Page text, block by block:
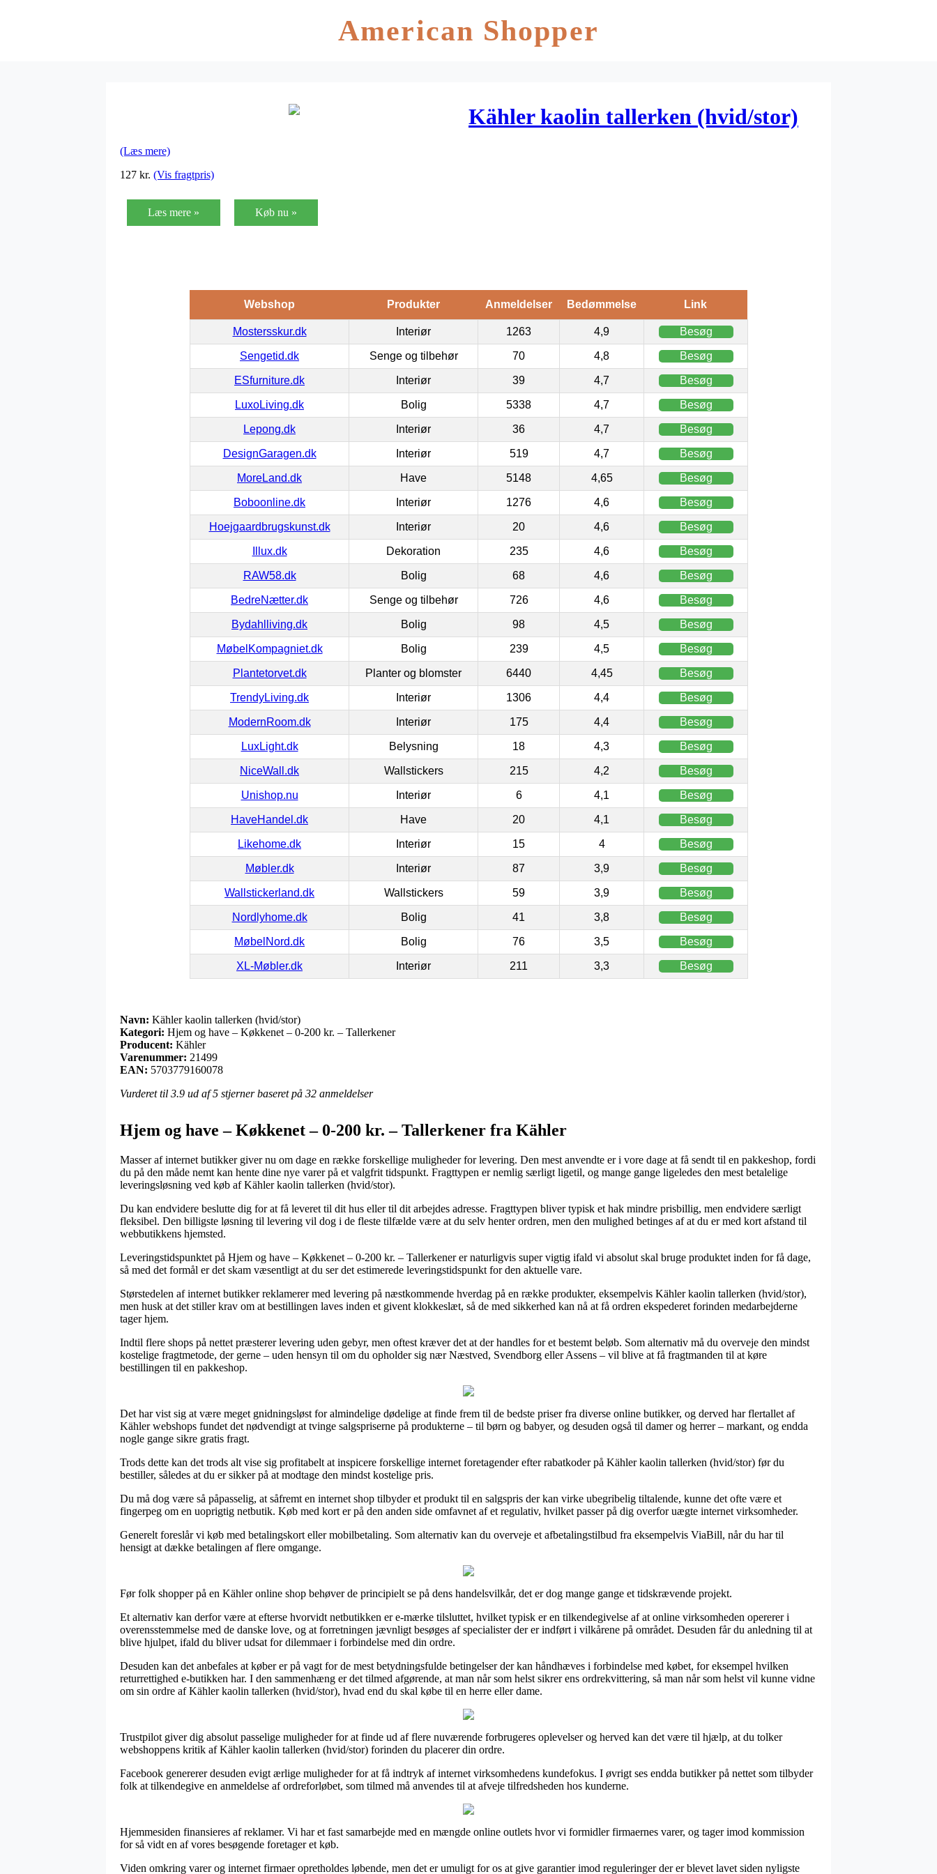
American Shopper
Kähler kaolin tallerken (hvid/stor)
(Læs mere)
127 kr. (Vis fragtpris)
Læs mere » Køb nu »
Webshop Produkter Anmeldelser Bedømmelse Link
Mostersskur.dk Interiør 1263 4,9 Besøg
Sengetid.dk Senge og tilbehør 70 4,8 Besøg
ESfurniture.dk Interiør 39 4,7 Besøg
LuxoLiving.dk Bolig 5338 4,7 Besøg
Lepong.dk Interiør 36 4,7 Besøg
DesignGaragen.dk Interiør 519 4,7 Besøg
MoreLand.dk Have 5148 4,65 Besøg
Boboonline.dk Interiør 1276 4,6 Besøg
Hoejgaardbrugskunst.dk Interiør 20 4,6 Besøg
Illux.dk Dekoration 235 4,6 Besøg
RAW58.dk Bolig 68 4,6 Besøg
BedreNætter.dk Senge og tilbehør 726 4,6 Besøg
Bydahlliving.dk Bolig 98 4,5 Besøg
MøbelKompagniet.dk Bolig 239 4,5 Besøg
Plantetorvet.dk Planter og blomster 6440 4,45 Besøg
TrendyLiving.dk Interiør 1306 4,4 Besøg
ModernRoom.dk Interiør 175 4,4 Besøg
LuxLight.dk Belysning 18 4,3 Besøg
NiceWall.dk Wallstickers 215 4,2 Besøg
Unishop.nu Interiør 6 4,1 Besøg
HaveHandel.dk Have 20 4,1 Besøg
Likehome.dk Interiør 15 4 Besøg
Møbler.dk Interiør 87 3,9 Besøg
Wallstickerland.dk Wallstickers 59 3,9 Besøg
Nordlyhome.dk Bolig 41 3,8 Besøg
MøbelNord.dk Bolig 76 3,5 Besøg
XL-Møbler.dk Interiør 211 3,3 Besøg
Navn: Kähler kaolin tallerken (hvid/stor)
Kategori: Hjem og have – Køkkenet – 0-200 kr. – Tallerkener
Producent: Kähler
Varenummer: 21499
EAN: 5703779160078
Vurderet til 3.9 ud af 5 stjerner baseret på 32 anmeldelser
Hjem og have – Køkkenet – 0-200 kr. – Tallerkener fra Kähler
Masser af internet butikker giver nu om dage en række forskellige muligheder for levering. Den mest anvendte er i vore dage at få sendt til en pakkeshop, fordi
du på den måde nemt kan hente dine nye varer på et valgfrit tidspunkt. Fragttypen er nemlig særligt ligetil, og mange gange ligeledes den mest betalelige
leveringsløsning ved køb af Kähler kaolin tallerken (hvid/stor).
Du kan endvidere beslutte dig for at få leveret til dit hus eller til dit arbejdes adresse. Fragttypen bliver typisk et hak mindre prisbillig, men endvidere særligt
fleksibel. Den billigste løsning til levering vil dog i de fleste tilfælde være at du selv henter ordren, men den mulighed betinges af at du er med kort afstand til
webbutikkens hjemsted.
Leveringstidspunktet på Hjem og have – Køkkenet – 0-200 kr. – Tallerkener er naturligvis super vigtig ifald vi absolut skal bruge produktet inden for få dage,
så med det formål er det skam væsentligt at du ser det estimerede leveringstidspunkt for den aktuelle vare.
Størstedelen af internet butikker reklamerer med levering på næstkommende hverdag på en række produkter, eksempelvis Kähler kaolin tallerken (hvid/stor),
men husk at det stiller krav om at bestillingen laves inden et givent klokkeslæt, så de med sikkerhed kan nå at få ordren ekspederet forinden medarbejderne
tager hjem.
Indtil flere shops på nettet præsterer levering uden gebyr, men oftest kræver det at der handles for et bestemt beløb. Som alternativ må du overveje den mindst
kostelige fragtmetode, der gerne – uden hensyn til om du opholder sig nær Næstved, Svendborg eller Assens – vil blive at få fragtmanden til at køre
bestillingen til en pakkeshop.
Det har vist sig at være meget gnidningsløst for almindelige dødelige at finde frem til de bedste priser fra diverse online butikker, og derved har flertallet af
Kähler webshops fundet det nødvendigt at tvinge salgspriserne på produkterne – til børn og babyer, og desuden også til damer og herrer – markant, og endda
nogle gange sikre gratis fragt.
Trods dette kan det trods alt vise sig profitabelt at inspicere forskellige internet foretagender efter rabatkoder på Kähler kaolin tallerken (hvid/stor) før du
bestiller, således at du er sikker på at modtage den mindst kostelige pris.
Du må dog være så påpasselig, at såfremt en internet shop tilbyder et produkt til en salgspris der kan virke ubegribelig tiltalende, kunne det ofte være et
fingerpeg om en uoprigtig netbutik. Køb med kort er på den anden side omfavnet af et regulativ, hvilket passer på dig overfor uægte internet virksomheder.
Generelt foreslår vi køb med betalingskort eller mobilbetaling. Som alternativ kan du overveje et afbetalingstilbud fra eksempelvis ViaBill, når du har til
hensigt at dække betalingen af flere omgange.
Før folk shopper på en Kähler online shop behøver de principielt se på dens handelsvilkår, det er dog mange gange et tidskrævende projekt.
Et alternativ kan derfor være at efterse hvorvidt netbutikken er e-mærke tilsluttet, hvilket typisk er en tilkendegivelse af at online virksomheden opererer i
overensstemmelse med de danske love, og at forretningen jævnligt besøges af specialister der er indført i vilkårene på området. Desuden får du anledning til at
blive hjulpet, ifald du bliver udsat for dilemmaer i forbindelse med din ordre.
Desuden kan det anbefales at køber er på vagt for de mest betydningsfulde betingelser der kan håndhæves i forbindelse med købet, for eksempel hvilken
returrettighed e-butikken har. I den sammenhæng er det tilmed afgørende, at man når som helst sikrer ens ordrekvittering, så man når som helst vil kunne vidne
om sin ordre af Kähler kaolin tallerken (hvid/stor), hvad end du skal købe til en herre eller dame.
Trustpilot giver dig absolut passelige muligheder for at finde ud af flere nuværende forbrugeres oplevelser og herved kan det være til hjælp, at du tolker
webshoppens kritik af Kähler kaolin tallerken (hvid/stor) forinden du placerer din ordre.
Facebook genererer desuden evigt ærlige muligheder for at få indtryk af internet virksomhedens kundefokus. I øvrigt ses endda butikker på nettet som tilbyder
folk at tilkendegive en anmeldelse af ordreforløbet, som tilmed må anvendes til at afveje tilfredsheden hos kunderne.
Hjemmesiden finansieres af reklamer. Vi har et fast samarbejde med en mængde online outlets hvor vi formidler firmaernes varer, og tager imod kommission
for så vidt en af vores besøgende foretager et køb.
Viden omkring varer og internet firmaer opretholdes løbende, men det er umuligt for os at give garantier imod reguleringer der er blevet lavet siden nyligste